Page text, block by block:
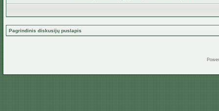
Pagrindinis diskusijų puslapis